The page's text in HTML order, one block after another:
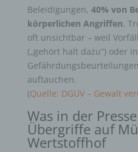
Beleidigungen, 40% von
körperlichen Angriffen.
oft unsichtbar – weil
(„gehört halt dazu“) oder in
auftauchen.
(Quelle: DGUV – Gewalt
Was in der
Übergriffe auf
Wertstoffhof